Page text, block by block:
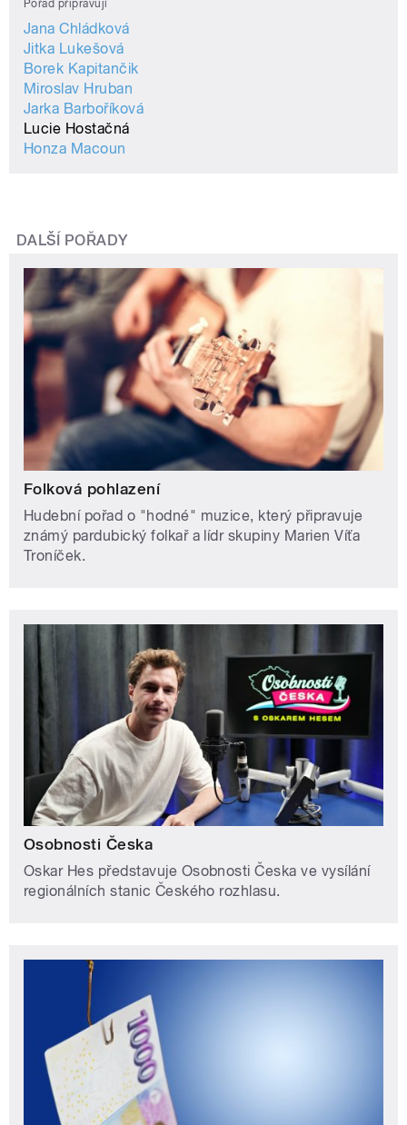
Pořad připravují
Jana Chládková
Jitka Lukešová
Borek Kapitančik
Miroslav Hruban
Jarka Barboříková
Lucie Hostačná
Honza Macoun
DALŠÍ POŘADY
Folková pohlazení
Hudební pořad o "hodné" muzice, který připravuje
známý pardubický folkař a lídr skupiny Marien Víťa
Troníček.
Osobnosti Česka
Oskar Hes představuje Osobnosti Česka ve vysílání
regionálních stanic Českého rozhlasu.